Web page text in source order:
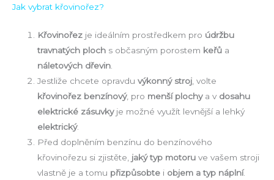
Jak vybrat křovinořez?
Křovinořez je ideálním prostředkem pro údržbu
travnatých ploch s občasným porostem keřů a
náletových dřevin
Jestliže chcete opravduvýkonný stroj , volte
křovinořez benzínový, pro menší plochya v dosahu
elektrické zásuvkyje možné využít levnější a lehký
elektrický.
Před doplněním benzínu do benzínového
křovinořezu si zjistěte, jaký typ motoru ve vašem stroji
vlastně je a tomu přizpůsobte i objem a typ náplní.